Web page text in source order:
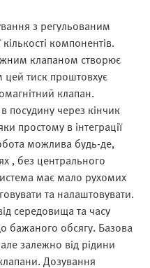
з регульованим
компонентів.
клапаном створює
цей тиск проштовхує
клапан.
посудину через кінчик
простому в інтеграції
можлива будь-де,
, без центрального
має мало рухомих
та налаштовувати.
середовища та часу
бажаного обсягу. Базова
залежно від рідини
Дозування